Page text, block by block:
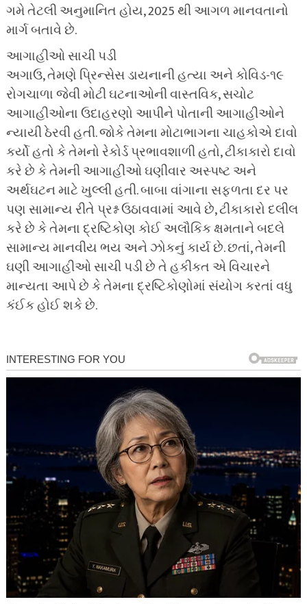
ગમે તેટલી અનુમાનિત હોય, 2025 થી આગળ માનવતાનો
માર્ગ બતાવે છે.
આગાહીઓ સાચી પડી
અગાઉ, તેમણે પ્રિન્સેસ ડાયનાની હત્યા અને કોવિડ-૧૯
રોગચાળા જેવી મોટી ઘટનાઓની વાસ્તવિક, સચોટ
આગાહીઓના ઉદાહરણો આપીને પોતાની આગાહીઓને
ન્યાયી ઠેરવી હતી. જોકે તેમના મોટાભાગના ચાહકોએ દાવો
કર્યો હતો કે તેમનો રેકોર્ડ પ્રભાવશાળી હતો, ટીકાકારો દાવો
કરે છે કે તેમની આગાહીઓ ઘણીવાર અસ્પષ્ટ અને
અર્થઘટન માટે ખુલ્લી હતી. બાબા વાંગાના સફળતા દર પર
પણ સામાન્ય રીતે પ્રશ્ન ઉઠાવવામાં આવે છે, ટીકાકારો દલીલ
કરે છે કે તેમના દ્રષ્ટિકોણ કોઈ અલૌકિક ક્ષમતાને બદલે
સામાન્ય માનવીય ભય અને ઝોકનું કાર્ય છે. છતાં, તેમની
ઘણી આગાહીઓ સાચી પડી છે તે હકીકત એ વિચારને
માન્યતા આપે છે કે તેમના દ્રષ્ટિકોણોમાં સંયોગ કરતાં વધુ
કંઈક હોઈ શકે છે.